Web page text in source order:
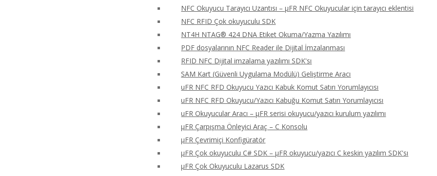
NFC Okuyucu Tarayıcı Uzantısı – μFR NFC Okuyucular için tarayıcı eklentisi
NFC RFID Çok okuyuculu SDK
NT4H NTAG® 424 DNA Etiket Okuma/Yazma Yazılımı
PDF dosyalarının NFC Reader ile Dijital İmzalanması
RFID NFC Dijital imzalama yazılımı SDK'sı
SAM Kart (Güvenli Uygulama Modülü) Geliştirme Aracı
uFR NFC RFD Okuyucu Yazıcı Kabuk Komut Satırı Yorumlayıcısı
uFR NFC RFD Okuyucu/Yazıcı Kabuğu Komut Satırı Yorumlayıcısı
uFR Okuyucular Aracı – μFR serisi okuyucu/yazıcı kurulum yazılımı
μFR Çarpışma Önleyici Araç – C Konsolu
μFR Çevrimiçi Konfigüratör
μFR Çok okuyuculu C# SDK – μFR okuyucu/yazıcı C keskin yazılım SDK'sı
μFR Çok Okuyuculu Lazarus SDK